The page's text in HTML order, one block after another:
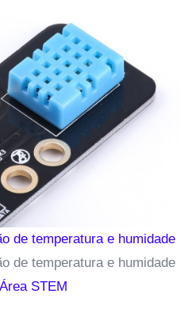
de temperatura e humidade
de temperatura e humidade
Área STEM